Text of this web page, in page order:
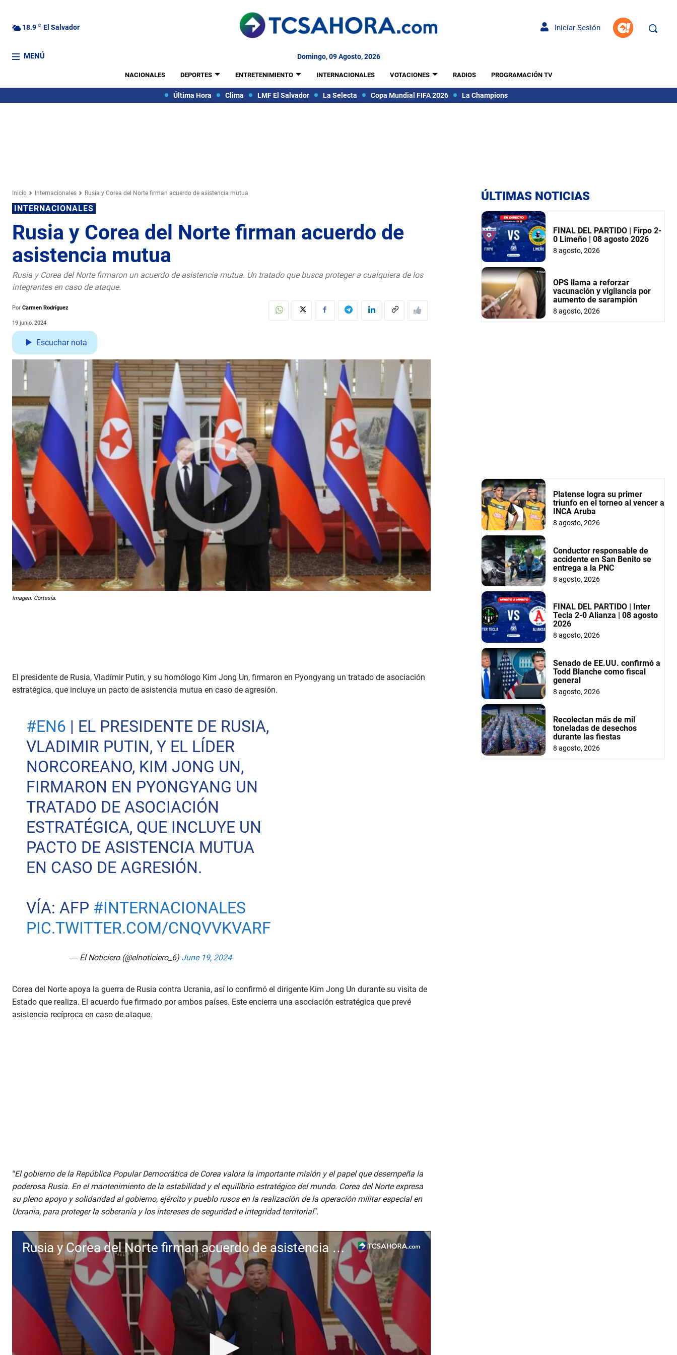
18.9 C El Salvador Iniciar Sesión
MENÚ Domingo, 09 Agosto, 2026
NACIONALES DEPORTES ENTRETENIMIENTO INTERNACIONALES VOTACIONES RADIOS PROGRAMACIÓN TV
Última Hora Clima LMF El Salvador La Selecta Copa Mundial FIFA 2026 La Champions
Inicio Internacionales Rusia y Corea del Norte firman acuerdo de asistencia mutua
INTERNACIONALES
Rusia y Corea del Norte firman acuerdo de
asistencia mutua
Rusia y Corea del Norte firmaron un acuerdo de asistencia mutua. Un tratado que busca proteger a cualquiera de los
integrantes en caso de ataque.
Por Carmen Rodríguez
19 junio, 2024
Escuchar nota
Imagen: Cortesía.
El presidente de Rusia, Vladímir Putin, y su homólogo Kim Jong Un, firmaron en Pyongyang un tratado de asociación
estratégica, que incluye un pacto de asistencia mutua en caso de agresión.
#EN6 | EL PRESIDENTE DE RUSIA,
VLADIMIR PUTIN, Y EL LÍDER
NORCOREANO, KIM JONG UN,
FIRMARON EN PYONGYANG UN
TRATADO DE ASOCIACIÓN
ESTRATÉGICA, QUE INCLUYE UN
PACTO DE ASISTENCIA MUTUA
EN CASO DE AGRESIÓN.
VÍA: AFP #INTERNACIONALES
PIC.TWITTER.COM/CNQVVKVARF
— El Noticiero (@elnoticiero_6) June 19, 2024
Corea del Norte apoya la guerra de Rusia contra Ucrania, así lo confirmó el dirigente Kim Jong Un durante su visita de
Estado que realiza. El acuerdo fue firmado por ambos países. Este encierra una asociación estratégica que prevé
asistencia recíproca en caso de ataque.
“El gobierno de la República Popular Democrática de Corea valora la importante misión y el papel que desempeña la
poderosa Rusia. En el mantenimiento de la estabilidad y el equilibrio estratégico del mundo. Corea del Norte expresa
su pleno apoyo y solidaridad al gobierno, ejército y pueblo rusos en la realización de la operación militar especial en
Ucrania, para proteger la soberanía y los intereses de seguridad e integridad territorial”.
Rusia y Corea del Norte firman acuerdo de asistencia mutua
ÚLTIMAS NOTICIAS
FINAL DEL PARTIDO | Firpo 2-
0 Limeño | 08 agosto 2026
8 agosto, 2026
OPS llama a reforzar
vacunación y vigilancia por
aumento de sarampión
8 agosto, 2026
Platense logra su primer
triunfo en el torneo al vencer a
INCA Aruba
8 agosto, 2026
Conductor responsable de
accidente en San Benito se
entrega a la PNC
8 agosto, 2026
FINAL DEL PARTIDO | Inter
Tecla 2-0 Alianza | 08 agosto
2026
8 agosto, 2026
Senado de EE.UU. confirmó a
Todd Blanche como fiscal
general
8 agosto, 2026
Recolectan más de mil
toneladas de desechos
durante las fiestas
8 agosto, 2026